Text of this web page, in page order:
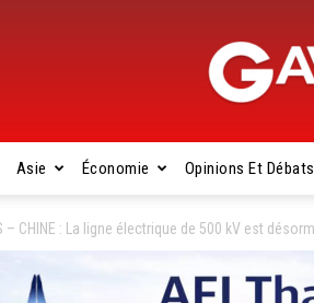
Asie Économie Opinions Et Débats
– CHINE : La ligne électrique de 500 kV est